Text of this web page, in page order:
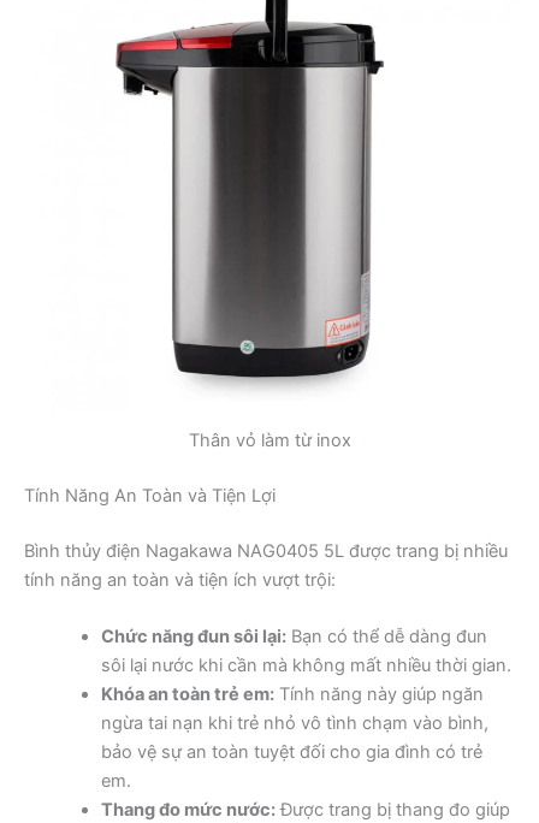
Thân vỏ làm từ inox
Tính Năng An Toàn và Tiện Lợi
Bình thủy điện Nagakawa NAG0405 5L được trang bị nhiều
tính năng an toàn và tiện ích vượt trội:
Chức năng đun sôi lại:Bạn có thể dễ dàng đun
sôi lại nước khi cần mà không mất nhiều thời gian.
Khóa an toàn trẻ em:Tính năng này giúp ngăn
ngừa tai nạn khi trẻ nhỏ vô tình chạm vào bình,
bảo vệ sự an toàn tuyệt đối cho gia đình có trẻ
em.
Thang đo mức nước:Được trang bị thang đo giúp